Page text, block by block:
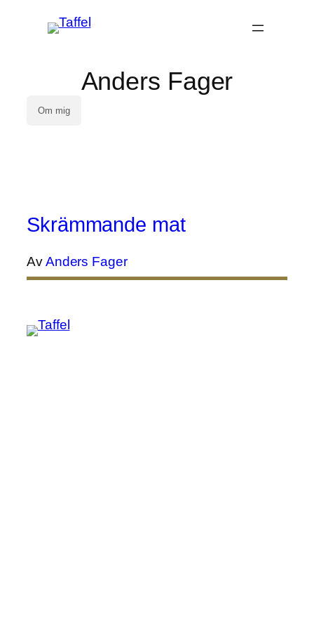
Anders Fager
Om mig
Skrämmande mat
AvAnders Fager